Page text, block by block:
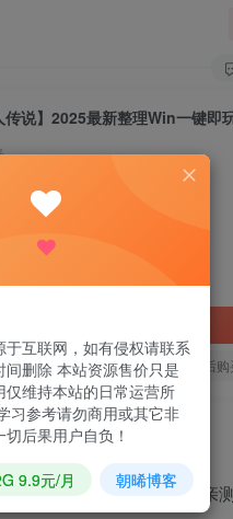
免费
您当前未登录！建议登陆后
程
于互联网，如有侵权请联系
间删除 本站资源售价只是
仅维持本站的日常运营所
习参考请勿商用或其它非
后果用户自负！
9.9元/月 朝晞博客